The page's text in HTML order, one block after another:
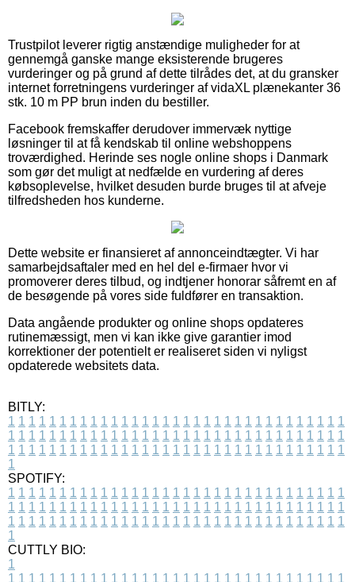
Trustpilot leverer rigtig anstændige muligheder for at
gennemgå ganske mange eksisterende brugeres
vurderinger og på grund af dette tilrådes det, at du gransker
internet forretningens vurderinger af vidaXL plænekanter 36
stk. 10 m PP brun inden du bestiller.
Facebook fremskaffer derudover immervæk nyttige
løsninger til at få kendskab til online webshoppens
troværdighed. Herinde ses nogle online shops i Danmark
som gør det muligt at nedfælde en vurdering af deres
købsoplevelse, hvilket desuden burde bruges til at afveje
tilfredsheden hos kunderne.
Dette website er finansieret af annonceindtægter. Vi har
samarbejdsaftaler med en hel del e-firmaer hvor vi
promoverer deres tilbud, og indtjener honorar såfremt en af
de besøgende på vores side fuldfører en transaktion.
Data angående produkter og online shops opdateres
rutinemæssigt, men vi kan ikke give garantier imod
korrektioner der potentielt er realiseret siden vi nyligst
opdaterede websitets data.
BITLY:
1 1 1 1 1 1 1 1 1 1 1 1 1 1 1 1 1 1 1 1 1 1 1 1 1 1 1 1 1 1 1 1 1
1 1 1 1 1 1 1 1 1 1 1 1 1 1 1 1 1 1 1 1 1 1 1 1 1 1 1 1 1 1 1 1 1
1 1 1 1 1 1 1 1 1 1 1 1 1 1 1 1 1 1 1 1 1 1 1 1 1 1 1 1 1 1 1 1 1
1
SPOTIFY:
1 1 1 1 1 1 1 1 1 1 1 1 1 1 1 1 1 1 1 1 1 1 1 1 1 1 1 1 1 1 1 1 1
1 1 1 1 1 1 1 1 1 1 1 1 1 1 1 1 1 1 1 1 1 1 1 1 1 1 1 1 1 1 1 1 1
1 1 1 1 1 1 1 1 1 1 1 1 1 1 1 1 1 1 1 1 1 1 1 1 1 1 1 1 1 1 1 1 1
1
CUTTLY BIO:
1
1 1 1 1 1 1 1 1 1 1 1 1 1 1 1 1 1 1 1 1 1 1 1 1 1 1 1 1 1 1 1 1 1